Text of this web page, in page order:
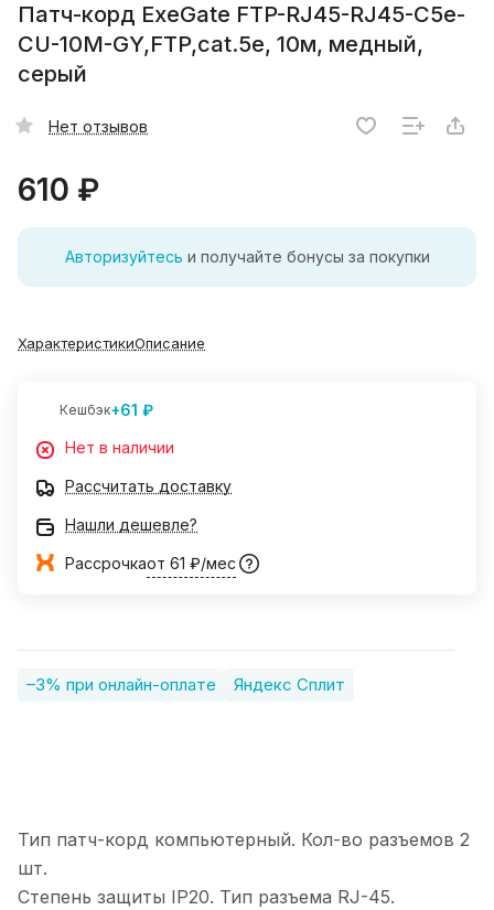
Патч-корд ExeGate FTP-RJ45-RJ45-C5e-
CU-10M-GY,FTP,cat.5e, 10м, медный,
серый
Нет отзывов
610 ₽
Авторизуйтесь и получайте бонусы за покупки
ХарактеристикиОписание
Кешбэк+61 ₽
Нет в наличии
Рассчитать доставку
Нашли дешевле?
Рассрочкаот 61 ₽/мес
–3% при онлайн-оплате Яндекс Сплит
Тип патч-корд компьютерный. Кол-во разъемов 2
шт.
Степень защиты IP20. Тип разъема RJ-45.